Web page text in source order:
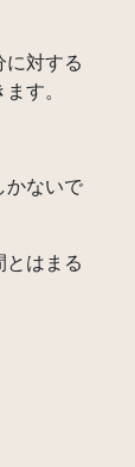
対する
す。
かないで
はまる